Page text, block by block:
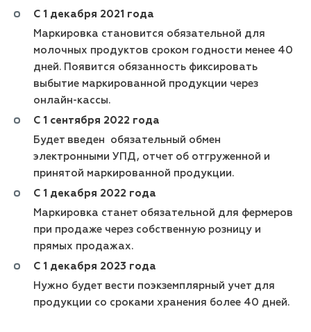
С 1 декабря 2021 года
Маркировка становится обязательной для
молочных продуктов сроком годности менее 40
дней. Появится обязанность фиксировать
выбытие маркированной продукции через
онлайн-кассы.
С 1 сентября 2022 года
Будет введен обязательный обмен
электронными УПД, отчет об отгруженной и
принятой маркированной продукции.
С 1 декабря 2022 года
Маркировка станет обязательной для фермеров
при продаже через собственную розницу и
прямых продажах.
С 1 декабря 2023 года
Нужно будет вести поэкземплярный учет для
продукции со сроками хранения более 40 дней.